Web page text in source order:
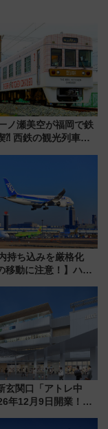
ノ瀬美空が福岡で鉄
⁈ 西鉄の観光列車
旅！YouTubeが公開
持ち込みを厳格化
移動に注意！】ハン
おさらい
玄関口「アトレ中
年12月9日開業！新